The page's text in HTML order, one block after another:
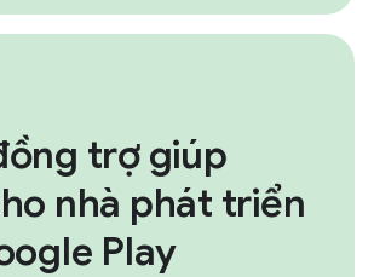
trợ giúp
nhà phát triển
Play